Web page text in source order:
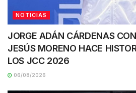
NOTICIAS
JORGE ADÁN CÁRDENAS
JESÚS MORENO HACE
LOS JCC 2026
06/08/2026